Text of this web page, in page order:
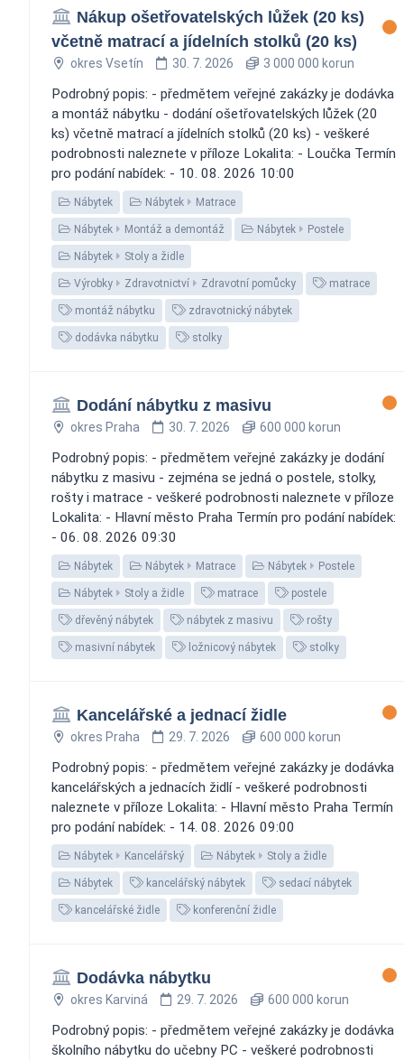
Nákup ošetřovatelských lůžek (20 ks)
včetně matrací a jídelních stolků (20 ks)
okres Vsetín 30. 7. 2026 3 000 000 korun
Podrobný popis: - předmětem veřejné zakázky je dodávka
a montáž nábytku - dodání ošetřovatelských lůžek (20
ks) včetně matrací a jídelních stolků (20 ks) - veškeré
podrobnosti naleznete v příloze Lokalita: - Loučka Termín
pro podání nabídek: - 10. 08. 2026 10:00
Nábytek Nábytek Matrace
Nábytek Montáž a demontáž Nábytek Postele
Nábytek Stoly a židle
Výrobky Zdravotnictví Zdravotní pomůcky matrace
montáž nábytku zdravotnický nábytek
dodávka nábytku stolky
Dodání nábytku z masivu
okres Praha 30. 7. 2026 600 000 korun
Podrobný popis: - předmětem veřejné zakázky je dodání
nábytku z masivu - zejména se jedná o postele, stolky,
rošty i matrace - veškeré podrobnosti naleznete v příloze
Lokalita: - Hlavní město Praha Termín pro podání nabídek:
- 06. 08. 2026 09:30
Nábytek Nábytek Matrace Nábytek Postele
Nábytek Stoly a židle matrace postele
dřevěný nábytek nábytek z masivu rošty
masivní nábytek ložnicový nábytek stolky
Kancelářské a jednací židle
okres Praha 29. 7. 2026 600 000 korun
Podrobný popis: - předmětem veřejné zakázky je dodávka
kancelářských a jednacích židlí - veškeré podrobnosti
naleznete v příloze Lokalita: - Hlavní město Praha Termín
pro podání nabídek: - 14. 08. 2026 09:00
Nábytek Kancelářský Nábytek Stoly a židle
Nábytek kancelářský nábytek sedací nábytek
kancelářské židle konferenční židle
Dodávka nábytku
okres Karviná 29. 7. 2026 600 000 korun
Podrobný popis: - předmětem veřejné zakázky je dodávka
školního nábytku do učebny PC - veškeré podrobnosti